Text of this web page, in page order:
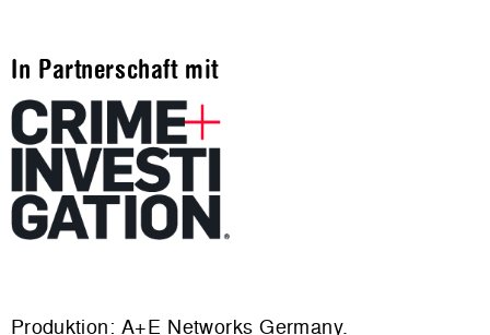
In Partnerschaft mit
Produktion: A+E Networks Germany.